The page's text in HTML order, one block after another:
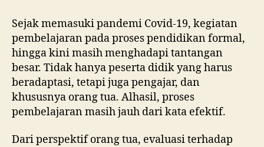
Sejak memasuki pandemi Covid-19, kegiatan
pembelajaran pada proses pendidikan formal,
hingga kini masih menghadapi tantangan
besar. Tidak hanya peserta didik yang harus
beradaptasi, tetapi juga pengajar, dan
khususnya orang tua. Alhasil, proses
pembelajaran masih jauh dari kata efektif.
Dari perspektif orang tua, evaluasi terhadap